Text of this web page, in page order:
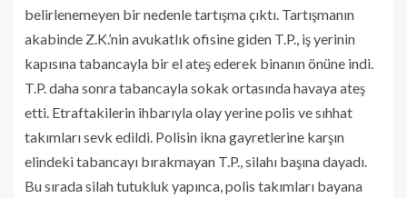
belirlenemeyen bir nedenle tartışma çıktı. Tartışmanın
akabinde Z.K.’nin avukatlık ofisine giden T.P., iş yerinin
kapısına tabancayla bir el ateş ederek binanın önüne indi.
T.P. daha sonra tabancayla sokak ortasında havaya ateş
etti. Etraftakilerin ihbarıyla olay yerine polis ve sıhhat
takımları sevk edildi. Polisin ikna gayretlerine karşın
elindeki tabancayı bırakmayan T.P., silahı başına dayadı.
Bu sırada silah tutukluk yapınca, polis takımları bayana